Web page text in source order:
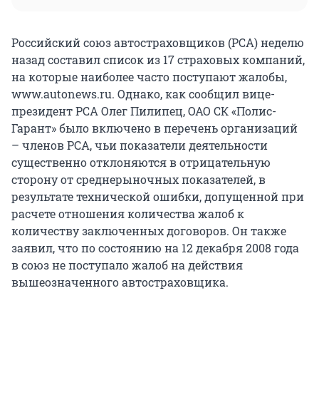
Российский союз автостраховщиков (РСА) неделю
назад составил список из 17 страховых компаний,
на которые наиболее часто поступают жалобы,
www.autonews.ru. Однако, как сообщил вице-
президент РСА Олег Пилипец, ОАО СК «Полис-
Гарант» было включено в перечень организаций
– членов РСА, чьи показатели деятельности
существенно отклоняются в отрицательную
сторону от среднерыночных показателей, в
результате технической ошибки, допущенной при
расчете отношения количества жалоб к
количеству заключенных договоров. Он также
заявил, что по состоянию на 12 декабря 2008 года
в союз не поступало жалоб на действия
вышеозначенного автостраховщика.